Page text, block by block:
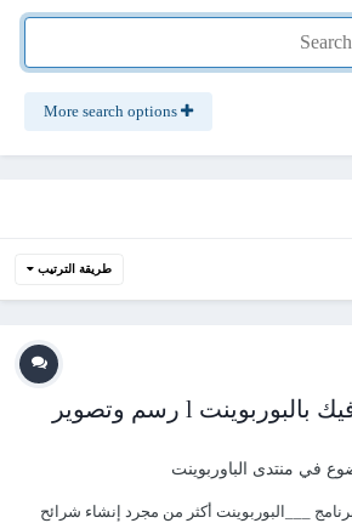
طريقة الترتيب
اتعلم موشن جرافيك بالبوربوينت l رسم وتصوير
في منتدى الباوربوينت
___البوربوينت أكثر من مجرد إنشاء شرائح